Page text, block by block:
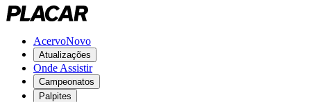
AcervoNovo
Atualizações
Onde Assistir
Campeonatos
Palpites